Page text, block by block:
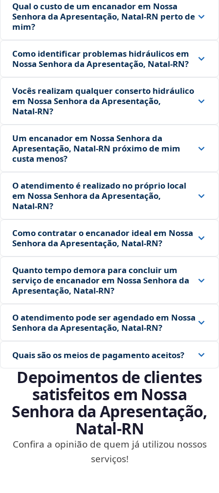
Qual o custo de um encanador em Nossa
Senhora da Apresentação, Natal‑RN perto de
mim?
Como identificar problemas hidráulicos em
Nossa Senhora da Apresentação, Natal‑RN?
Vocês realizam qualquer conserto hidráulico
em Nossa Senhora da Apresentação,
Natal‑RN?
Um encanador em Nossa Senhora da
Apresentação, Natal‑RN próximo de mim
custa menos?
O atendimento é realizado no próprio local
em Nossa Senhora da Apresentação,
Natal‑RN?
Como contratar o encanador ideal em Nossa
Senhora da Apresentação, Natal‑RN?
Quanto tempo demora para concluir um
serviço de encanador em Nossa Senhora da
Apresentação, Natal‑RN?
O atendimento pode ser agendado em Nossa
Senhora da Apresentação, Natal‑RN?
Quais são os meios de pagamento aceitos?
Depoimentos de clientes
satisfeitos em Nossa
Senhora da Apresentação,
Natal‑RN
Confira a opinião de quem já utilizou nossos
serviços!